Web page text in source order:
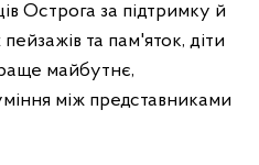
Острога за підтримку й
та пам'яток, діти
майбутнє,
між представниками